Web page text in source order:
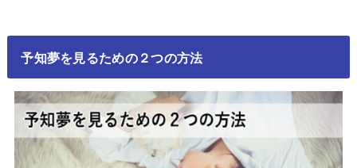
予知夢を見るための２つの方法